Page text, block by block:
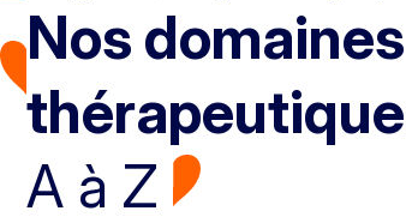
Nos domaines
A à Z